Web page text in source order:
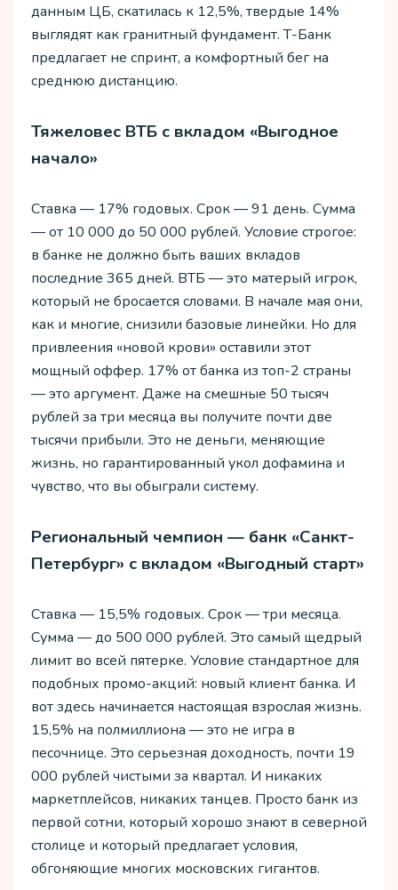
данным ЦБ, скатилась к 12,5%, твердые 14%
выглядят как гранитный фундамент. Т-Банк
предлагает не спринт, а комфортный бег на
среднюю дистанцию.
Тяжеловес ВТБ с вкладом «Выгодное
начало»
Ставка — 17% годовых. Срок — 91 день. Сумма
— от 10 000 до 50 000 рублей. Условие строгое:
в банке не должно быть ваших вкладов
последние 365 дней. ВТБ — это матерый игрок,
который не бросается словами. В начале мая они,
как и многие, снизили базовые линейки. Но для
привлеения «новой крови» оставили этот
мощный оффер. 17% от банка из топ-2 страны
— это аргумент. Даже на смешные 50 тысяч
рублей за три месяца вы получите почти две
тысячи прибыли. Это не деньги, меняющие
жизнь, но гарантированный укол дофамина и
чувство, что вы обыграли систему.
Региональный чемпион — банк «Санкт-
Петербург» с вкладом «Выгодный старт»
Ставка — 15,5% годовых. Срок — три месяца.
Сумма — до 500 000 рублей. Это самый щедрый
лимит во всей пятерке. Условие стандартное для
подобных промо-акций: новый клиент банка. И
вот здесь начинается настоящая взрослая жизнь.
15,5% на полмиллиона — это не игра в
песочнице. Это серьезная доходность, почти 19
000 рублей чистыми за квартал. И никаких
маркетплейсов, никаких танцев. Просто банк из
первой сотни, который хорошо знают в северной
столице и который предлагает условия,
обгоняющие многих московских гигантов.